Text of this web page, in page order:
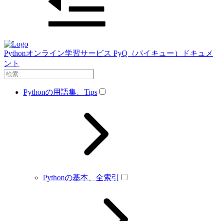
Pythonオンライン学習サービス PyQ（パイキュー）ドキュメ
ント
Pythonの用語集、Tips
Pythonの基本、全索引